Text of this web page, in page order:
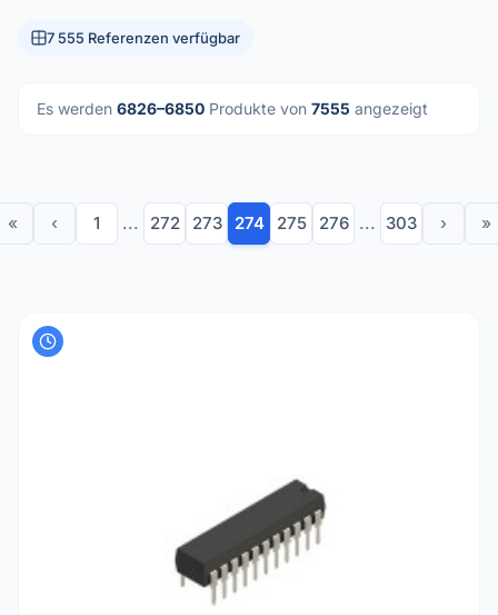
7 555 Referenzen verfügbar
Es werden 6826–6850 Produkte von 7555 angezeigt
« ‹ 1 ... 272 273 274 275 276 ... 303 › »